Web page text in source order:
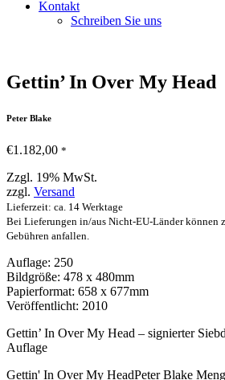
Kontakt
Schreiben Sie uns
Gettin’ In Over My Head
Peter Blake
€1.182,00 *
Zzgl. 19% MwSt.
zzgl. Versand
Lieferzeit: ca. 14 Werktage
Bei Lieferungen in/aus Nicht-EU-Länder können
Gebühren anfallen.
Auflage: 250
Bildgröße: 478 x 480mm
Papierformat: 658 x 677mm
Veröffentlicht: 2010
Gettin’ In Over My Head – signierter
Auflage
Gettin' In Over My HeadPeter Blake